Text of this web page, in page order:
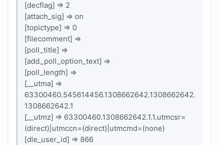
[decflag] => 2
[attach_sig] => on
[topictype] => 0
[filecomment] =>
[poll_title] =>
[add_poll_option_text] =>
[poll_length] =>
[__utma] =>
63300460.545614456.1308662642.1308662642.
1308662642.1
[__utmz] => 63300460.1308662642.1.1.utmcsr=
(direct)|utmccn=(direct)|utmcmd=(none)
[dle_user_id] => 866